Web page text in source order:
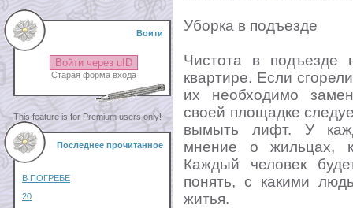
Воити
Войти через uID
Старая форма входа
This feature is for Premium users only!
Последнее прочитанное
В ПОГРЕБЕ
20
Уборка в подъезде
Чистота в
квартире. Если
их необходимо
своей площадке
вымыть лифт. У
мнение о жильцах,
Каждый человек
понять, с какими
житья.